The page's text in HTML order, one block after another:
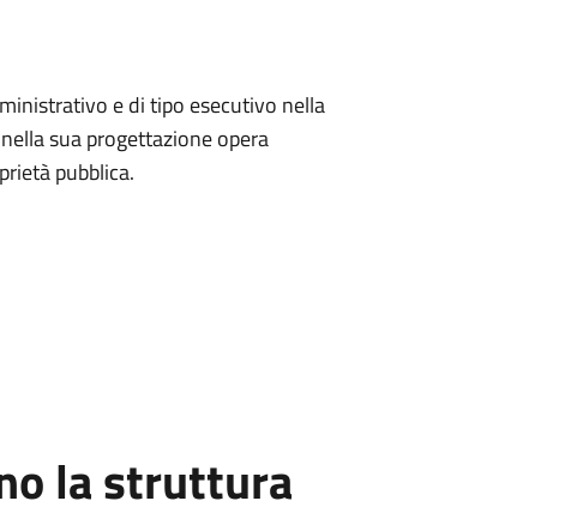
e di tipo esecutivo nella
sua progettazione opera
pubblica.
la struttura